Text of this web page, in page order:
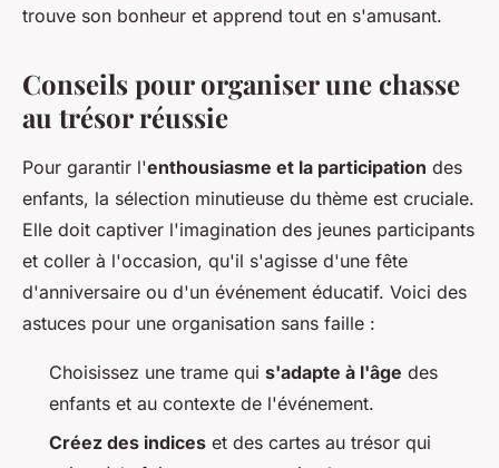
trouve son bonheur et apprend tout en s'amusant.
Conseils pour organiser une chasse
au trésor réussie
Pour garantir l'enthousiasme et la participation des
enfants, la sélection minutieuse du thème est cruciale.
Elle doit captiver l'imagination des jeunes participants
et coller à l'occasion, qu'il s'agisse d'une fête
d'anniversaire ou d'un événement éducatif. Voici des
astuces pour une organisation sans faille :
Choisissez une trame qui s'adapte à l'âge des
enfants et au contexte de l'événement.
Créez des indices et des cartes au trésor qui